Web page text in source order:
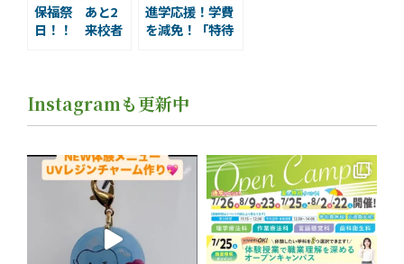
保福祭 あと2
日！！ 来校者
進学応援！学費
を減免！「特待
Instagramも更新中